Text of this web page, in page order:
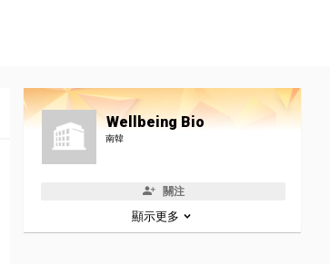
Wellbeing Bio
南韓
關注
顯示更多